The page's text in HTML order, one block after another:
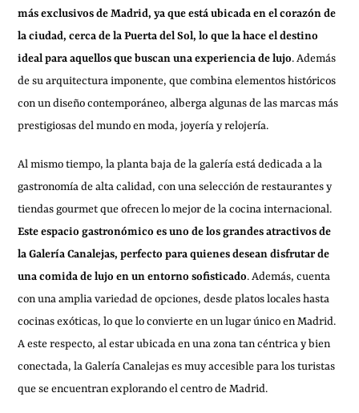
más exclusivos de Madrid, ya que está ubicada en el corazón de
la ciudad, cerca de la Puerta del Sol, lo que la hace el destino
ideal para aquellos que buscan una experiencia de lujo. Además
de su arquitectura imponente, que combina elementos históricos
con un diseño contemporáneo, alberga algunas de las marcas más
prestigiosas del mundo en moda, joyería y relojería.
Al mismo tiempo, la planta baja de la galería está dedicada a la
gastronomía de alta calidad, con una selección de restaurantes y
tiendas gourmet que ofrecen lo mejor de la cocina internacional.
Este espacio gastronómico es uno de los grandes atractivos de
la Galería Canalejas, perfecto para quienes desean disfrutar de
una comida de lujo en un entorno sofisticado. Además, cuenta
con una amplia variedad de opciones, desde platos locales hasta
cocinas exóticas, lo que lo convierte en un lugar único en Madrid.
A este respecto, al estar ubicada en una zona tan céntrica y bien
conectada, la Galería Canalejas es muy accesible para los turistas
que se encuentran explorando el centro de Madrid.